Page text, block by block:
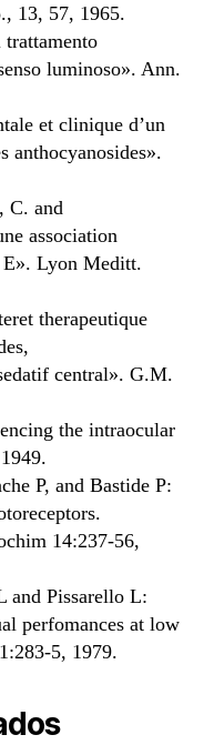
13, 57, 1965.
luminoso». Ann.
et clinique d’un
anthocyanosides».
C. and
association
E». Lyon Meditt.
therapeutique
central». G.M.
the intraocular
P, and Bastide P:
14:237-56,
and Pissarello L:
perfomances at low
5, 1979.